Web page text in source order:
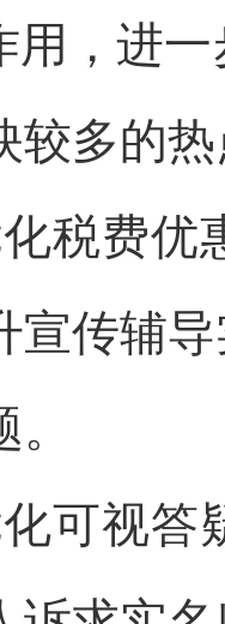
用，进
较多的
费优
宣传辅
视答